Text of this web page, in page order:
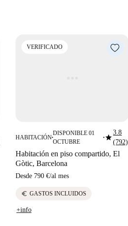
VERIFICADO
HABITACIÓN■
DISPONIBLE 01
OCTUBRE
■star3.8
(792)
Habitación en piso compartido, El
Gòtic, Barcelona
Desde 790 €/al mes
euro GASTOS INCLUIDOS
+info